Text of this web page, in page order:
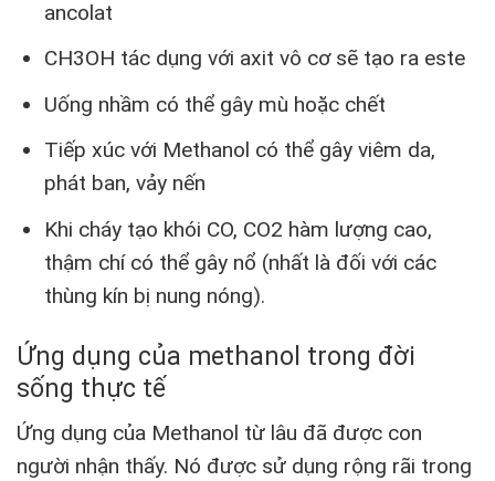
ancolat
CH3OH tác dụng với axit vô cơ sẽ tạo ra este
Uống nhầm có thể gây mù hoặc chết
Tiếp xúc với Methanol có thể gây viêm da,
phát ban, vảy nến
Khi cháy tạo khói CO, CO2 hàm lượng cao,
thậm chí có thể gây nổ (nhất là đối với các
thùng kín bị nung nóng).
Ứng dụng của methanol trong đời
sống thực tế
Ứng dụng của Methanol từ lâu đã được con
người nhận thấy. Nó được sử dụng rộng rãi trong